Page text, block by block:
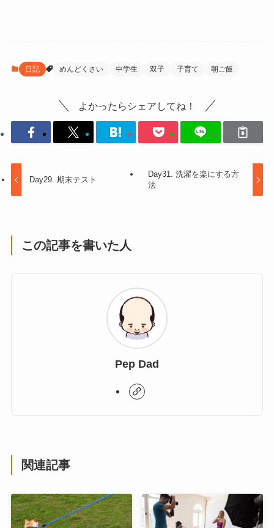
e
b
o
k
er
日記 めんどくさい 中学生 双子 子育て 朝ご飯
よかったらシェアしてね！
Day29. 期末テスト
Day31. 洗濯を楽にする方
法
この記事を書いた人
Pep Dad
関連記事